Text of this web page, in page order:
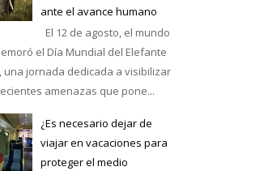
ante el avance humano
El 12 de agosto, el mundo
el Día Mundial del Elefante
una jornada dedicada a visibilizar
amenazas que pone...
¿Es necesario dejar de
viajar en vacaciones para
proteger el medio